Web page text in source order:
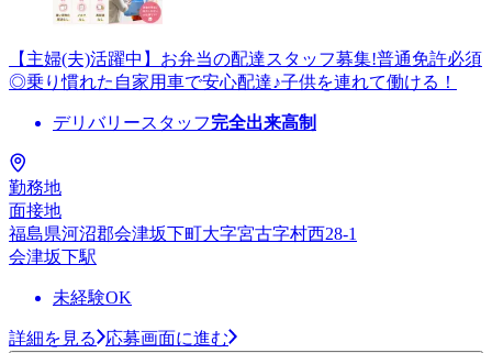
【主婦(夫)活躍中】お弁当の配達スタッフ募集!普通免許必須
◎乗り慣れた自家用車で安心配達♪子供を連れて働ける！
デリバリースタッフ完全出来高制
勤務地
面接地
福島県河沼郡会津坂下町大字宮古字村西28-1
会津坂下駅
未経験OK
詳細を見る 応募画面に進む